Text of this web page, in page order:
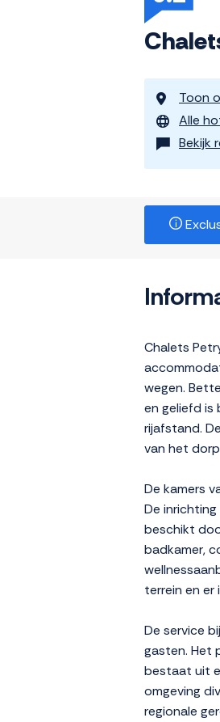
Toon
Alle
Bekijk
Chalets
wegen.
en geliefd is
rijafstand.
van het
De kamers
De
beschikt
badkamer,
terrein en
De service
gasten. Het
bestaat uit
omgeving
regionale